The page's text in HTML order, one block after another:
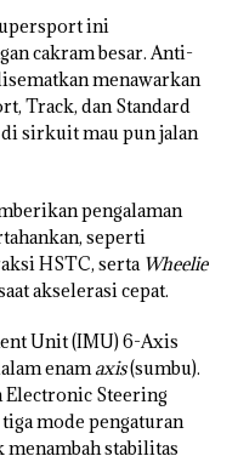
ini
cakram besar. Anti-
menawarkan
Track, dan Standard
sirkuit mau pun jalan
pengalaman
seperti
HSTC, serta Wheelie
akselerasi cepat.
Unit (IMU) 6-Axis
enamaxis(sumbu).
Electronic Steering
mode pengaturan
menambah stabilitas